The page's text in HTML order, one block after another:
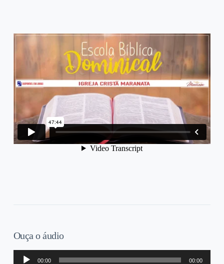
Ouça o áudio
Tocador
00:00 00:00